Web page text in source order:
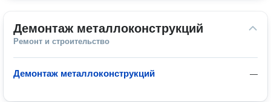
Демонтаж металлоконструкций
Ремонт и строительство
—
Демонтаж металлоконструкций